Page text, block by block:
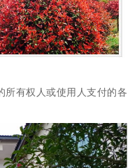
所有权人或使用人支付的各